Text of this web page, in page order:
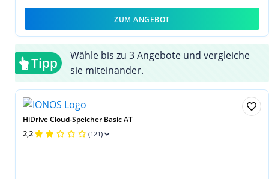
ZUM ANGEBOT
Tipp
Wähle bis zu 3 Angebote und vergleiche
sie miteinander.
HiDrive Cloud-Speicher Basic AT
2,2 (121)